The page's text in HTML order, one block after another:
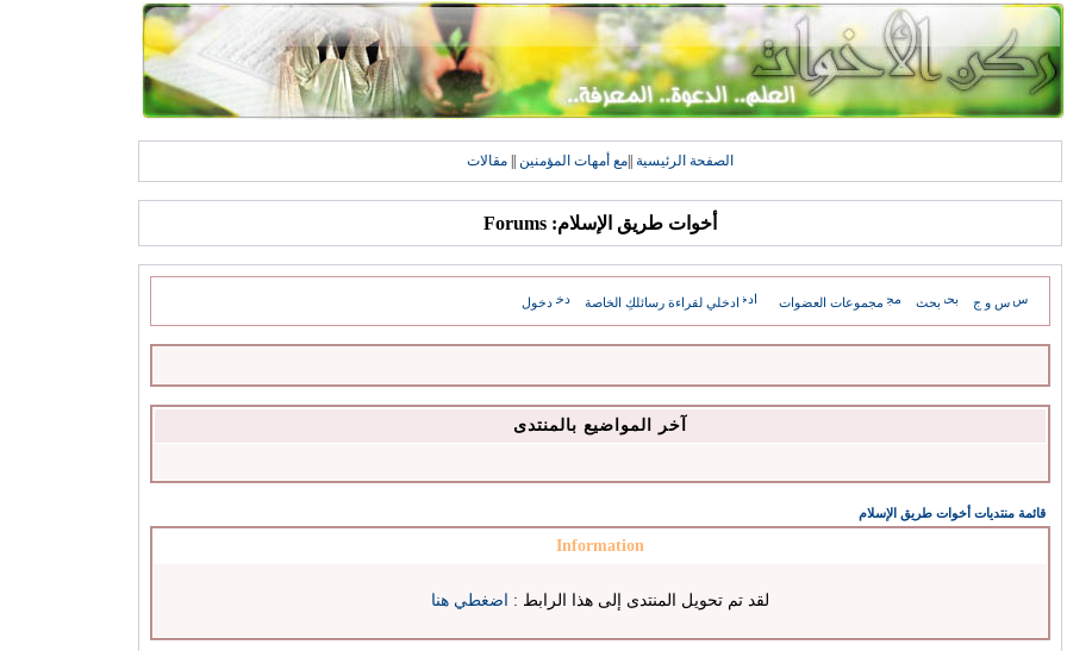
الصفحة الرئيسية مع أمهات المؤمنين مقالات
أخوات طريق الإسلام: Forums
س و ج بحث مجموعات العضوات ادخلي لقراءة رسائلكِ الخاصة دخول
آخر المواضيع بالمنتدى
قائمة منتديات أخوات طريق الإسلام
Information
لقد تم تحويل المنتدى إلى هذا الرابط : اضغطي هنا